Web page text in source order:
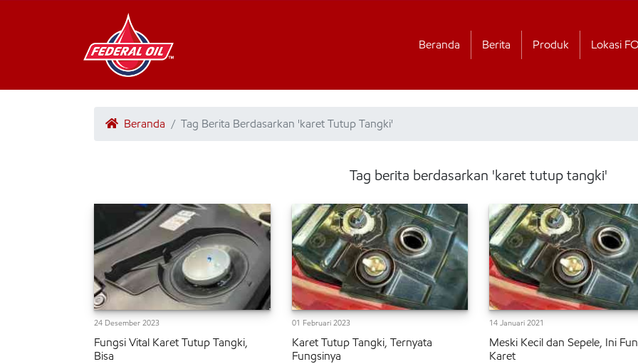
Beranda Berita Produk Lokasi
Beranda Tag Berita Berdasarkan 'karet Tutup Tangki'
Tag berita berdasarkan 'karet tutup tangki'
24 Desember 2023
Fungsi Vital Karet Tutup Tangki,
Bisa
01 Februari 2023
Karet Tutup Tangki, Ternyata
Fungsinya
14 Januari 2021
Meski Kecil dan Sepele, Ini
Karet